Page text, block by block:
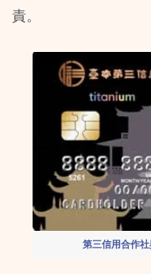
責。
第三信用合作